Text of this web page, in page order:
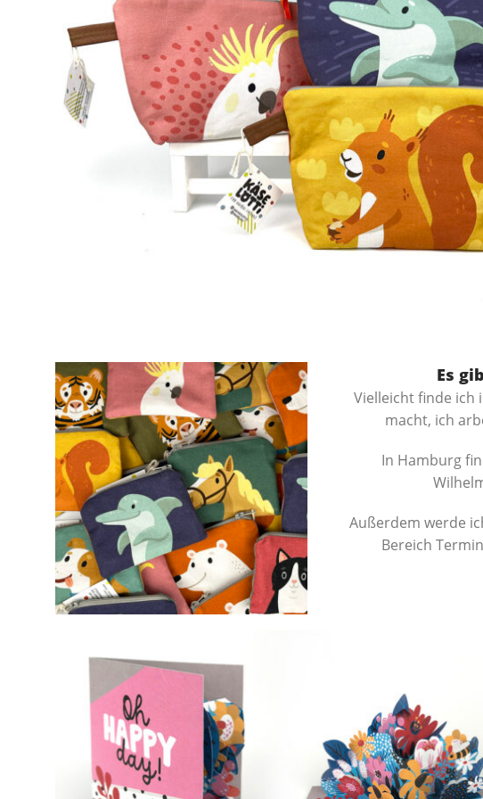
Es
Vielleicht finde ich
macht, ich
In Hamburg
Außerdem werde
Bereich